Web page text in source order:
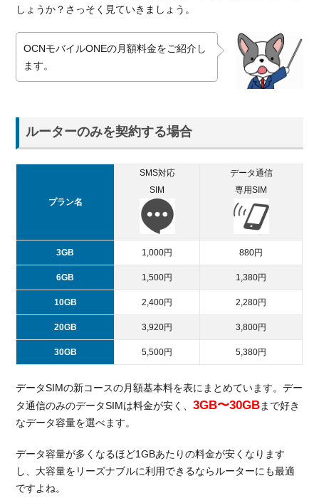
しょうか？さっそく見ていきましょう。
OCNモバイルONEの月額料金をご紹介し
ます。
ルーターのみを契約する場合
プラン名
SMS対応
SIM
データ通信
専用SIM
3GB 1,000円 880円
6GB 1,500円 1,380円
10GB 2,400円 2,280円
20GB 3,920円 3,800円
30GB 5,500円 5,380円
データSIMの新コースの月額基本料を表にまとめています。デー
タ通信のみのデータSIMは料金が安く、3GB〜30GBまで好き
なデータ容量を選べます。
データ容量が多くなるほど1GBあたりの料金が安くなります
し、大容量をリーズナブルに利用できるならルーターにも最適
ですよね。